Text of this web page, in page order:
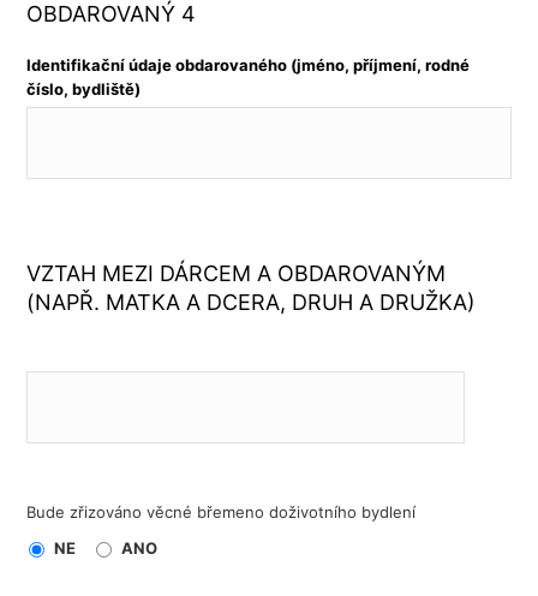
OBDAROVANÝ 4
Identifikační údaje obdarovaného (jméno, příjmení, rodné
číslo, bydliště)
VZTAH MEZI DÁRCEM A OBDAROVANÝM
(NAPŘ. MATKA A DCERA, DRUH A DRUŽKA)
Bude zřizováno věcné břemeno doživotního bydlení
NE
ANO